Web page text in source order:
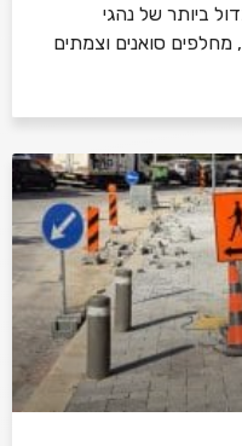
ביותר של נהגי
מחלפים סואנים וצמתים